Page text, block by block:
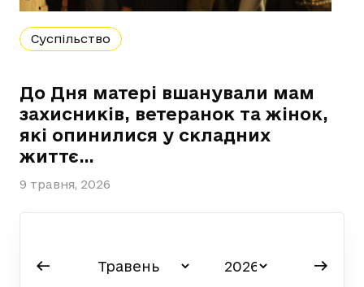
Суспільство
До Дня матері вшанували мам
захисників, ветеранок та жінок,
які опинилися у складних
життє…
9 травня, 2026